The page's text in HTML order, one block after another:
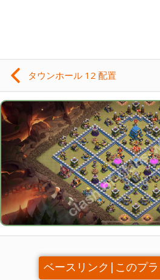
タウンホール 12 配置
ベースリンク|このプ